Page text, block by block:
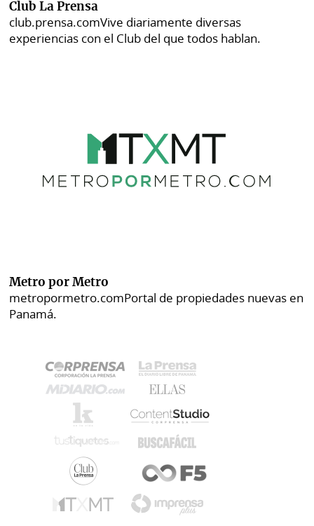
Club La Prensa
club.prensa.comVive diariamente diversas
experiencias con el Club del que todos hablan.
Metro por Metro
metropormetro.comPortal de propiedades nuevas en
Panamá.